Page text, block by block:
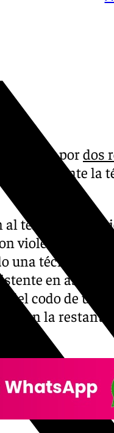
varón pordos
mediante la
al tener
violencia e
una técnica de
en asfixiar
codo de un
con la restante